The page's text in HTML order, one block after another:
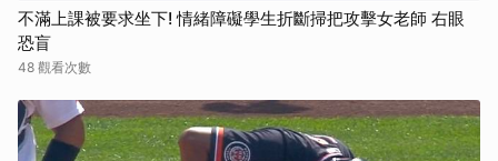
不滿上課被要求坐下! 情緒障礙學生折斷掃把攻擊女老師 右眼
恐盲
48 觀看次數